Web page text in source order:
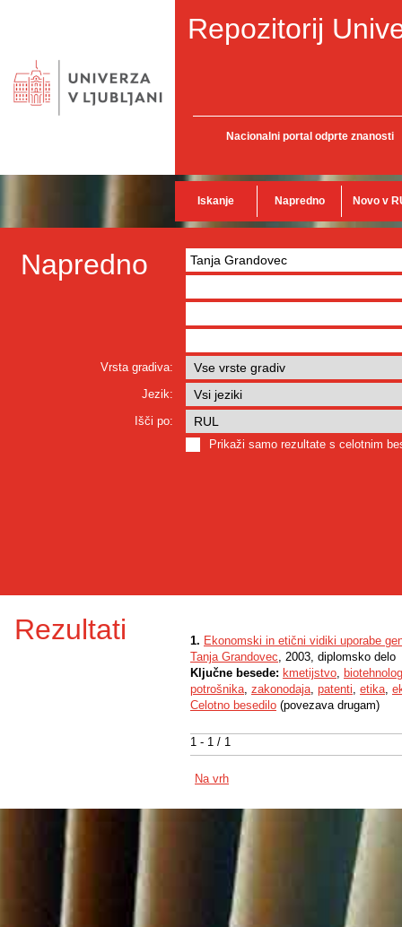
Repozitorij
Nacionalni portal odprte znanosti
Iskanje Napredno Novo v
Napredno
Vrsta gradiva:
Jezik:
Išči po:
Prikaži samo rezultate s celotnim
Rezultati
1 - 1 / 1
1. Ekonomski in etični vidiki uporabe
Tanja Grandovec, 2003, diplomsko delo
Ključne besede: kmetijstvo,
potrošnika, zakonodaja, patenti, etika,
Celotno besedilo (povezava drugam)
Na vrh